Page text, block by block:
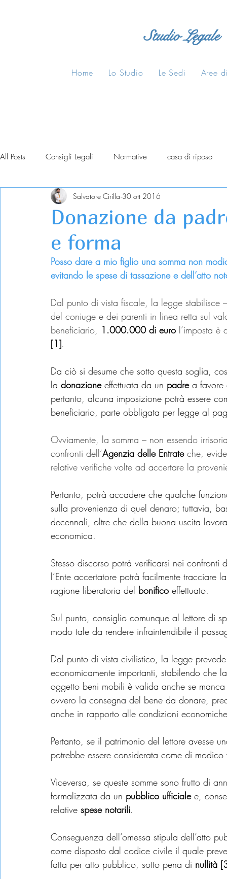
Studio Legale
Home Lo Studio Le Sedi Aree
All Posts Consigli Legali Normative casa di riposo
Donazione da
e forma
Salvatore Cirilla 30 ott 2016
Posso dare a mio figlio una somma non
evitando le spese di tassazione e dell’atto
Dal punto di vista fiscale, la legge
del coniuge e dei parenti in linea retta sul
beneficiario, 1.000.000 di euro l’imposta è
[1].
Da ciò si desume che sotto questa soglia,
la donazione effettuata da un padre a
pertanto, alcuna imposizione potrà essere
beneficiario, parte obbligata per legge al
Ovviamente, la somma – non essendo
confronti dell’Agenzia delle Entrate che,
relative verifiche volte ad accertare la
Pertanto, potrà accadere che qualche
sulla provenienza di quel denaro; tuttavia,
decennali, oltre che della buona uscita
economica.
Stesso discorso potrà verificarsi nei confronti
l’Ente accertatore potrà facilmente
ragione liberatoria del bonifico effettuato.
Sul punto, consiglio comunque al lettore di
modo tale da rendere infraintendibile il
Dal punto di vista civilistico, la legge prevede
economicamente importanti, stabilendo che
oggetto beni mobili è valida anche se
ovvero la consegna del bene da donare,
anche in rapporto alle condizioni
Pertanto, se il patrimonio del lettore avesse
potrebbe essere considerata come di
Viceversa, se queste somme sono frutto di
formalizzata da un pubblico ufficiale e,
relative spese notarili.
Conseguenza dell’omessa stipula dell’atto
come disposto dal codice civile il quale
fatta per atto pubblico, sotto pena di nullità